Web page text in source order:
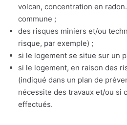
volcan, concentration en
commune ;
des risques miniers et/ou
risque, par exemple) ;
si le logement se situe sur un
si le logement, en raison des
(indiqué dans un plan de
nécessite des travaux et/ou si
effectués.